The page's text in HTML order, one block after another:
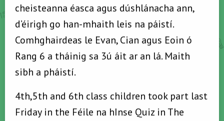
cheisteanna éasca agus dúshlánacha ann,
d’éirigh go han-mhaith leis na páistí.
Comhghairdeas le Evan, Cian agus Eoin ó
Rang 6 a tháinig sa 3ú áit ar an lá. Maith
sibh a pháistí.
4th,5th and 6th class children took part last
Friday in the Féile na hInse Quiz in The